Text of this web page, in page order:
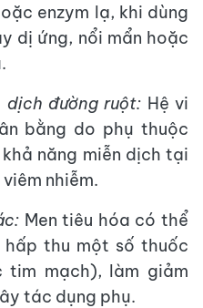
enzym lạ, khi dùng
dị ứng, nổi mẩn hoặc
dịch đường ruột: Hệ vi
bằng do phụ thuộc
năng miễn dịch tại
nhiễm.
Men tiêu hóa có thể
thu một số thuốc
tim mạch), làm giảm
tác dụng phụ.